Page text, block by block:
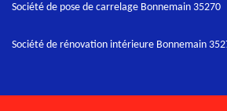
Société de pose de carrelage Bonnemain 35270
Société de rénovation intérieure Bonnemain